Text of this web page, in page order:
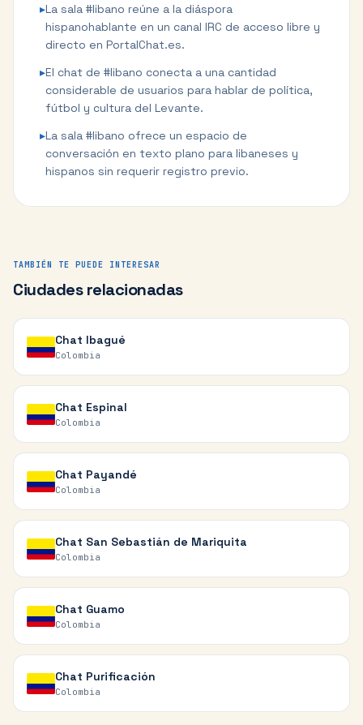
▸La sala #libano reúne a la diáspora
hispanohablante en un canal IRC de acceso libre y
directo en PortalChat.es.
▸El chat de #libano conecta a una cantidad
considerable de usuarios para hablar de política,
fútbol y cultura del Levante.
▸La sala #libano ofrece un espacio de
conversación en texto plano para libaneses y
hispanos sin requerir registro previo.
TAMBIÉN TE PUEDE INTERESAR
Ciudades relacionadas
Chat Ibagué
Colombia
Chat Espinal
Colombia
Chat Payandé
Colombia
Chat San Sebastián de Mariquita
Colombia
Chat Guamo
Colombia
Chat Purificación
Colombia